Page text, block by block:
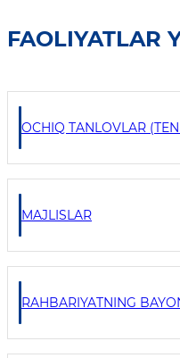
FAOLIYATLAR
OCHIQ TANLOVLAR
MAJLISLAR
RAHBARIYATNING